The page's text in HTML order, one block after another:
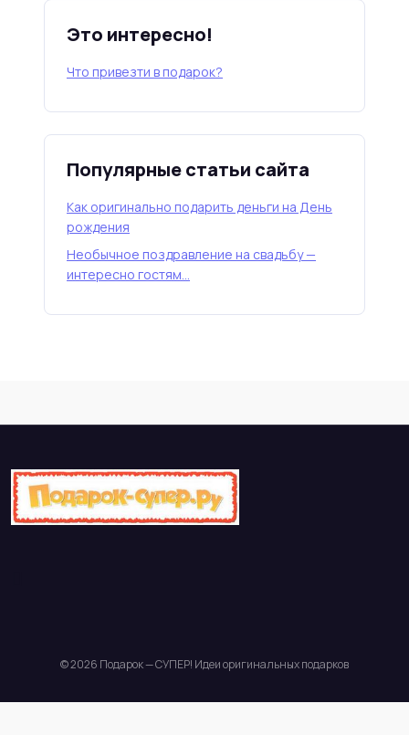
Это интересно!
Что привезти в подарок?
Популярные статьи сайта
Как оригинально подарить деньги на День
рождения
Необычное поздравление на свадьбу —
интересно гостям…
© 2026 Подарок — СУПЕР! Идеи оригинальных подарков